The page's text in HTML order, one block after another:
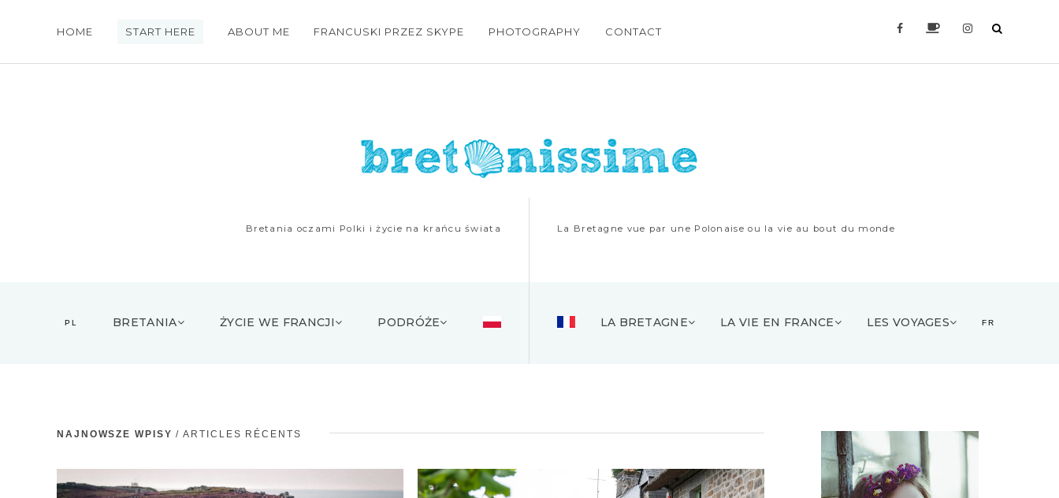
Bretania oczami Polki i życie na krańcu świata La Bretagne vue par une Polonaise ou la vie au bout du monde
PL BRETANIA ŻYCIE WE FRANCJI PODRÓŻE LA BRETAGNE LA VIE EN FRANCE LES VOYAGES FR
HOME START HERE ABOUT ME FRANCUSKI PRZEZ SKYPE PHOTOGRAPHY CONTACT
NAJNOWSZE WPISY / ARTICLES RÉCENTS
W
F